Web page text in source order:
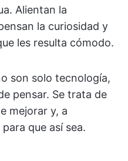
Alientan la
la curiosidad y
les resulta cómodo.
son solo tecnología,
pensar. Se trata de
mejorar y, a
que así sea.